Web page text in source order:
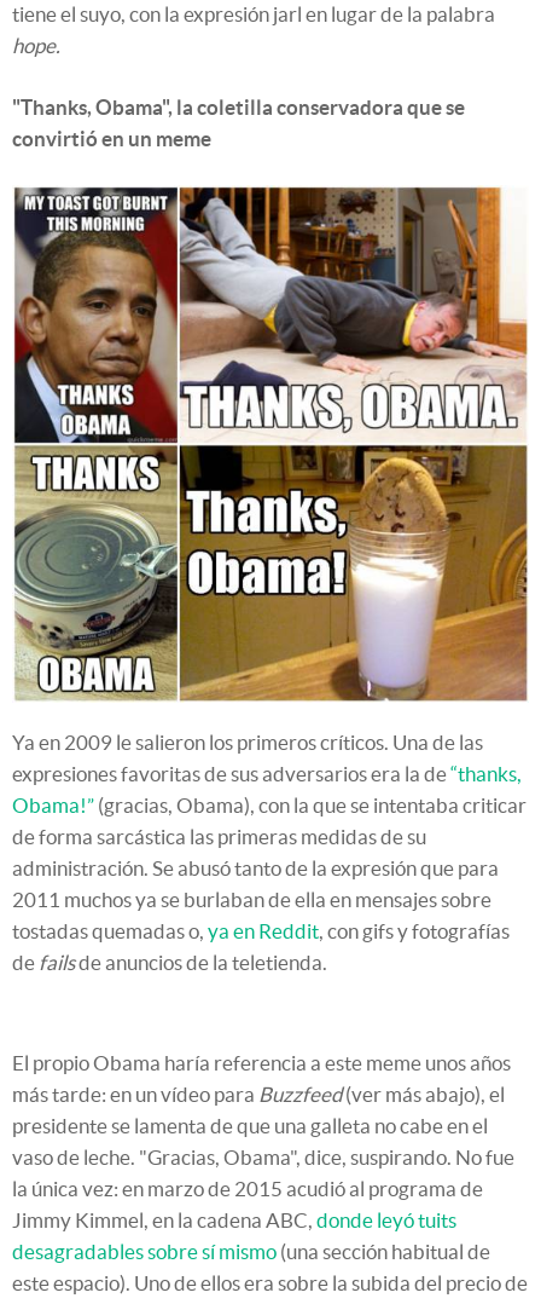
tiene el suyo, con la expresión jarl en lugar de la palabra
hope.
"Thanks, Obama", la coletilla conservadora que se
convirtió en un meme
Ya en 2009 le salieron los primeros críticos. Una de las
expresiones favoritas de sus adversarios era la de“thanks,
Obama!” (gracias, Obama), con la que se intentaba criticar
de forma sarcástica las primeras medidas de su
administración. Se abusó tanto de la expresión que para
2011 muchos ya se burlaban de ella en mensajes sobre
tostadas quemadas o, ya en Reddit , con gifs y fotografías
de failsde anuncios de la teletienda.
El propio Obama haría referencia a este meme unos años
más tarde: en un vídeo para Buzzfeed(ver más abajo), el
presidente se lamenta de que una galleta no cabe en el
vaso de leche. "Gracias, Obama", dice, suspirando. No fue
la única vez: en marzo de 2015 acudió al programa de
Jimmy Kimmel, en la cadena ABC, donde leyó tuits
desagradables sobre sí mismo (una sección habitual de
este espacio). Uno de ellos era sobre la subida del precio de